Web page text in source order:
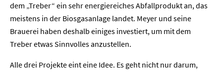
dem „Treber“ ein sehr energiereiches Abfallprodukt an, das
meistens in der Biosgasanlage landet. Meyer und seine
Brauerei haben deshalb einiges investiert, um mit dem
Treber etwas Sinnvolles anzustellen.
Alle drei Projekte eint eine Idee. Es geht nicht nur darum,